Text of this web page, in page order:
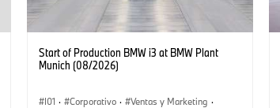
Start of Production BMW i3 at BMW Plant
Munich (08/2026)
I01 · Corporativo · Ventas y Marketing ·